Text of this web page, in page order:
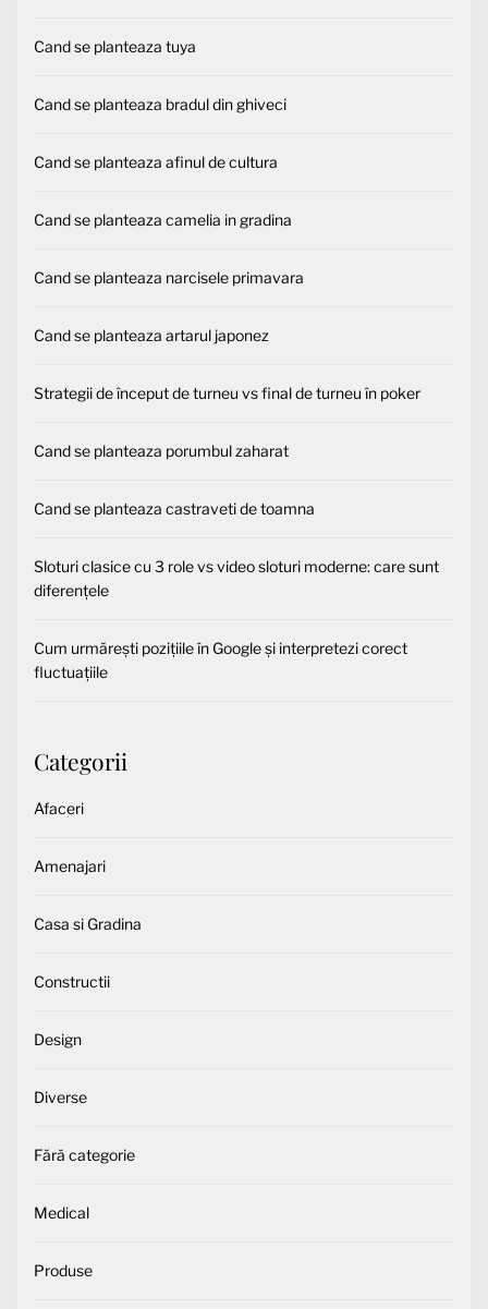
Cand se planteaza tuya
Cand se planteaza bradul din ghiveci
Cand se planteaza afinul de cultura
Cand se planteaza camelia in gradina
Cand se planteaza narcisele primavara
Cand se planteaza artarul japonez
Strategii de început de turneu vs final de turneu în poker
Cand se planteaza porumbul zaharat
Cand se planteaza castraveti de toamna
Sloturi clasice cu 3 role vs video sloturi moderne: care sunt
diferențele
Cum urmărești pozițiile în Google și interpretezi corect
fluctuațiile
Categorii
Afaceri
Amenajari
Casa si Gradina
Constructii
Design
Diverse
Fără categorie
Medical
Produse